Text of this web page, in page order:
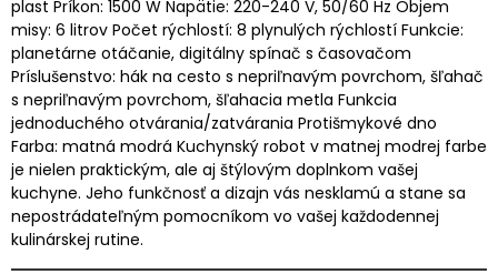
plast Príkon: 1500 W Napätie: 220-240 V, 50/60 Hz Objem
misy: 6 litrov Počet rýchlostí: 8 plynulých rýchlostí Funkcie:
planetárne otáčanie, digitálny spínač s časovačom
Príslušenstvo: hák na cesto s nepriľnavým povrchom, šľahač
s nepriľnavým povrchom, šľahacia metla Funkcia
jednoduchého otvárania/zatvárania Protišmykové dno
Farba: matná modrá Kuchynský robot v matnej modrej farbe
je nielen praktickým, ale aj štýlovým doplnkom vašej
kuchyne. Jeho funkčnosť a dizajn vás nesklamú a stane sa
nepostrádateľným pomocníkom vo vašej každodennej
kulinárskej rutine.